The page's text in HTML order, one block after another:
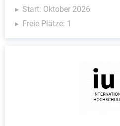
Start: Oktober 2026
Freie Plätze: 1